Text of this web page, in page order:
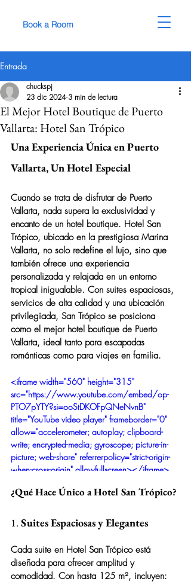
Book a Room
Entrada
El Mejor Hotel Boutique de Puerto
Vallarta: Hotel San Trópico
chuckspj
23 dic 2024 3 min de lectura
Una Experiencia Única en Puerto
Vallarta, Un Hotel Especial
Cuando se trata de disfrutar de Puerto
Vallarta, nada supera la exclusividad y
encanto de un hotel boutique. Hotel San
Trópico, ubicado en la prestigiosa Marina
Vallarta, no solo redefine el lujo, sino que
también ofrece una experiencia
personalizada y relajada en un entorno
tropical inigualable. Con suites espaciosas,
servicios de alta calidad y una ubicación
privilegiada, San Trópico se posiciona
como el mejor hotel boutique de Puerto
Vallarta, ideal tanto para escapadas
románticas como para viajes en familia.
<iframe width="560" height="315"
src="https://www.youtube.com/embed/op-
PTO7pYTY?si=ooStDKOFpQNeNvnB"
title="YouTube video player" frameborder="0"
allow="accelerometer; autoplay; clipboard-
write; encrypted-media; gyroscope; picture-in-
picture; web-share" referrerpolicy="strict-origin-
when-cross-origin" allowfullscreen></iframe>
¿Qué Hace Único a Hotel San Trópico?
1. Suites Espaciosas y Elegantes
Cada suite en Hotel San Trópico está
diseñada para ofrecer amplitud y
comodidad. Con hasta 125 m², incluyen: